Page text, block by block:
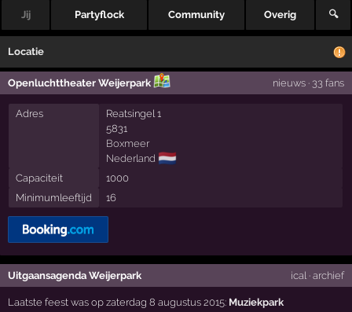
Jij Partyflock Community Overig 🔍
Locatie
Openluchttheater Weijerpark nieuws· 33 fans
Adres
Reatsingel 1
5831
Boxmeer
Nederland 🇳🇱
Capaciteit
1000
Minimumleeftijd
16
Uitgaansagenda Weijerpark ical · archief
Laatste feest was op zaterdag 8 augustus 2015: Muziekpark